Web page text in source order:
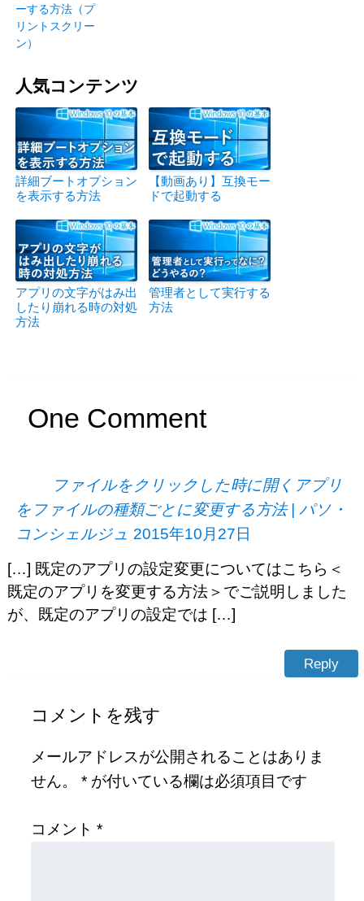
ーする方法（プ
リントスクリー
ン）
人気コンテンツ
詳細ブートオプション
を表示する方法
【動画あり】互換モー
ドで起動する
アプリの文字がはみ出
したり崩れる時の対処
方法
管理者として実行する
方法
One Comment
ファイルをクリックした時に開くアプリ
をファイルの種類ごとに変更する方法 | パソ・
コンシェルジュ 2015年10月27日
[…] 既定のアプリの設定変更についてはこちら＜
既定のアプリを変更する方法＞でご説明しました
が、既定のアプリの設定では […]
Reply
コメントを残す
メールアドレスが公開されることはありま
せん。
*が付いている欄は必須項目です
コメント *